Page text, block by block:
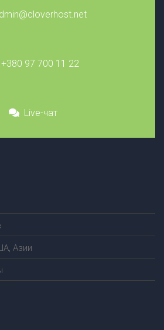
+380 97 700 11 22
Live-чат
Азии